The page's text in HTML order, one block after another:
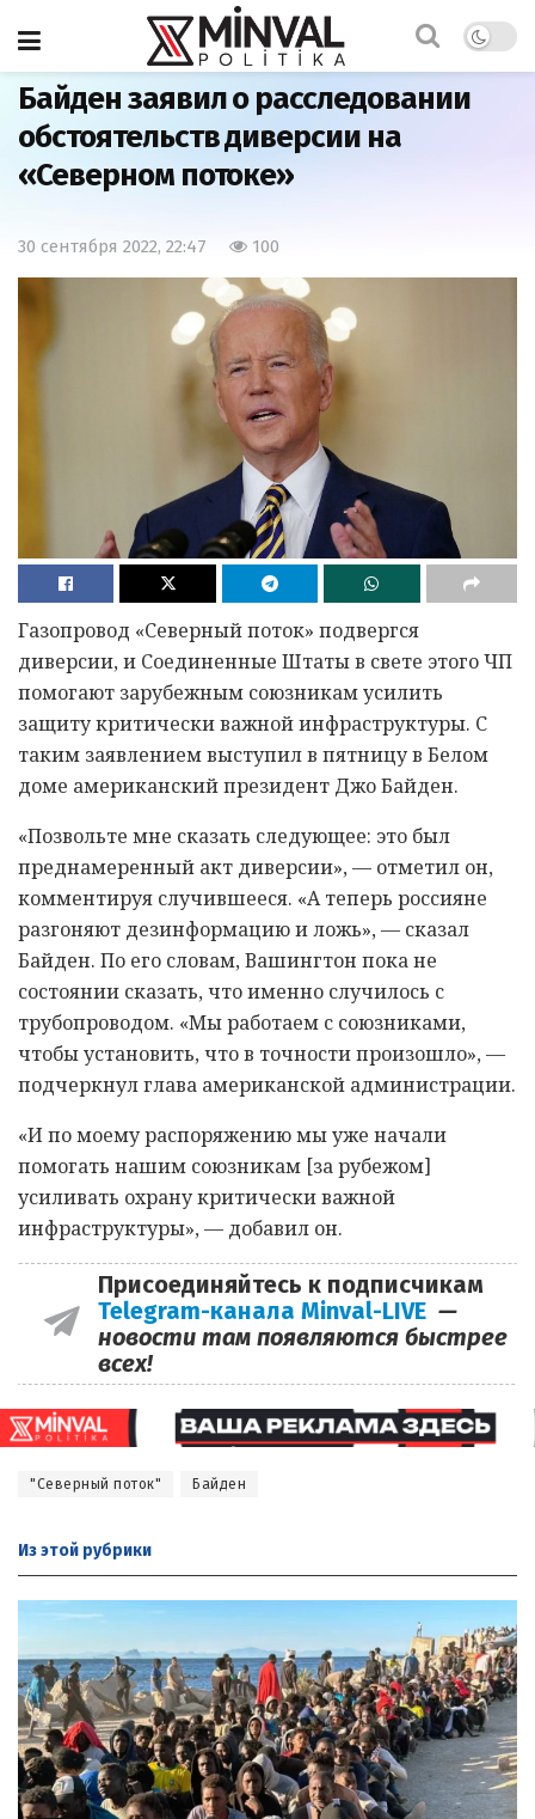
Главная
Байден заявил о расследовании
обстоятельств диверсии на
«Северном потоке»
30 сентября 2022, 22:47 100
Газопровод «Северный поток» подвергся
диверсии, и Соединенные Штаты в свете этого ЧП
помогают зарубежным союзникам усилить
защиту критически важной инфраструктуры. С
таким заявлением выступил в пятницу в Белом
доме американский президент Джо Байден.
«Позвольте мне сказать следующее: это был
преднамеренный акт диверсии», — отметил он,
комментируя случившееся. «А теперь россияне
разгоняют дезинформацию и ложь», — сказал
Байден. По его словам, Вашингтон пока не
состоянии сказать, что именно случилось с
трубопроводом. «Мы работаем с союзниками,
чтобы установить, что в точности произошло», —
подчеркнул глава американской администрации.
«И по моему распоряжению мы уже начали
помогать нашим союзникам [за рубежом]
усиливать охрану критически важной
инфраструктуры», — добавил он.
Присоединяйтесь к подписчикам
Telegram-канала Minval-LIVE —
новости там появляются быстрее
всех!
"Северный поток" Байден
Из этой рубрики